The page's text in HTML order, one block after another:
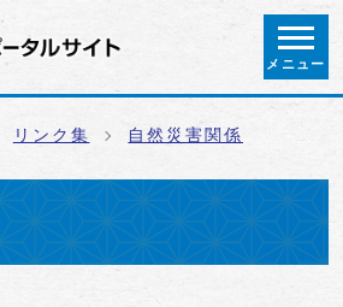
メニュー
リンク集 自然災害関係